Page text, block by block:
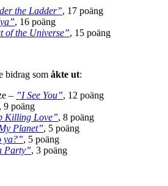
the Ladder”, 17 poäng
, 16 poäng
of the Universe”, 15 poäng
bidrag som åkte ut:
– ”I See You”, 12 poäng
, 9 poäng
Killing Love”, 8 poäng
Planet”, 5 poäng
ya?”, 5 poäng
Party”, 3 poäng